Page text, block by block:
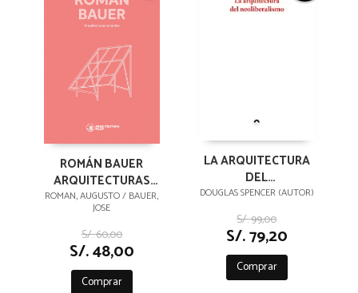
ROMÁN BAUER
ARQUITECTURAS
ERRANTES
ROMAN, AUGUSTO / BAUER,
JOSE
S/. 60,00
S/. 48,00
Comprar
LA ARQUITECTURA
DEL
NEOLIBERALISMO
DOUGLAS SPENCER (AUTOR)
S/. 99,00
S/. 79,20
Comprar